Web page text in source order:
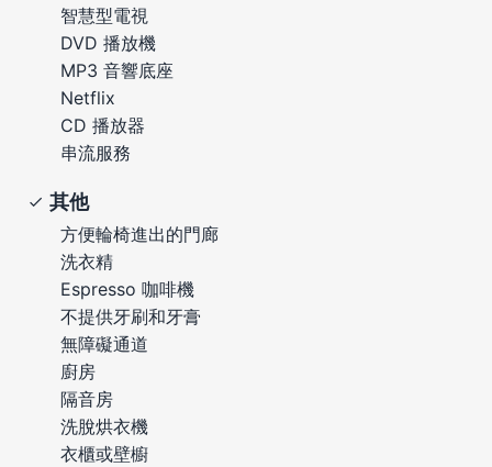
智慧型電視
DVD 播放機
MP3 音響底座
Netflix
CD 播放器
串流服務
其他
方便輪椅進出的門廊
洗衣精
Espresso 咖啡機
不提供牙刷和牙膏
無障礙通道
廚房
隔音房
洗脫烘衣機
衣櫃或壁櫥